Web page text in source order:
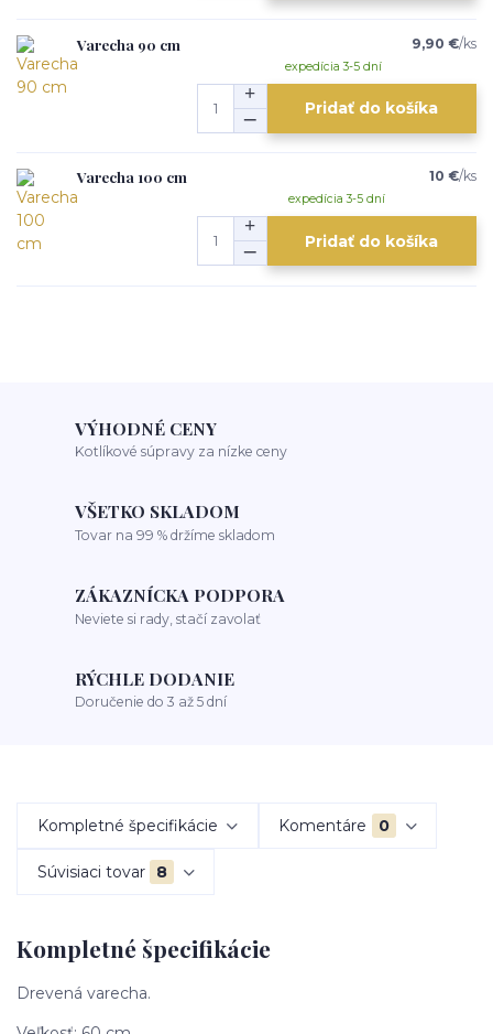
Varecha 90 cm 9,90 €/ks
expedícia 3-5 dní
Pridať do košíka
Varecha 100 cm 10 €/ks
expedícia 3-5 dní
Pridať do košíka
VÝHODNÉ CENY
Kotlíkové súpravy za nízke ceny
VŠETKO SKLADOM
Tovar na 99 % držíme skladom
ZÁKAZNÍCKA PODPORA
Neviete si rady, stačí zavolať
RÝCHLE DODANIE
Doručenie do 3 až 5 dní
Kompletné špecifikácie Komentáre 0
Súvisiaci tovar 8
Kompletné špecifikácie
Drevená varecha.